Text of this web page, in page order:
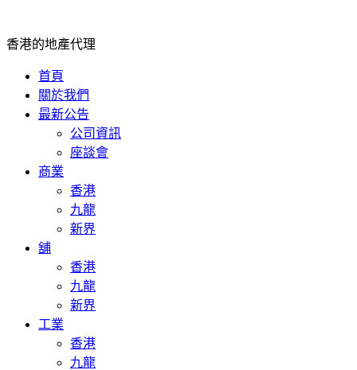
香港的地產代理
首頁
關於我們
最新公告
公司資訊
座談會
商業
香港
九龍
新界
舖
香港
九龍
新界
工業
香港
九龍